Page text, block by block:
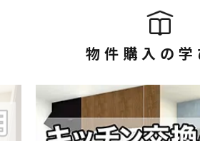
物件購入の学